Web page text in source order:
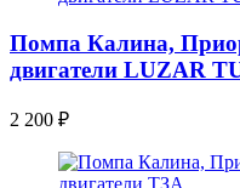
Помпа Калина,
двигатели LUZAR
2 200 ₽